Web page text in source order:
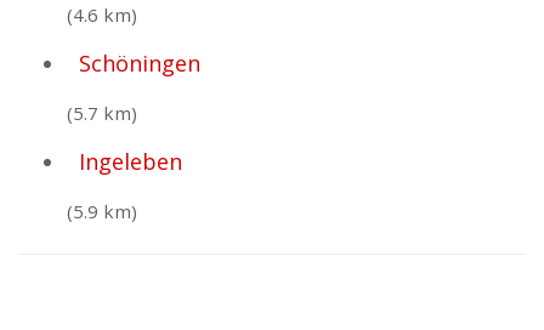
(4.6 km)
Schöningen
(5.7 km)
Ingeleben
(5.9 km)